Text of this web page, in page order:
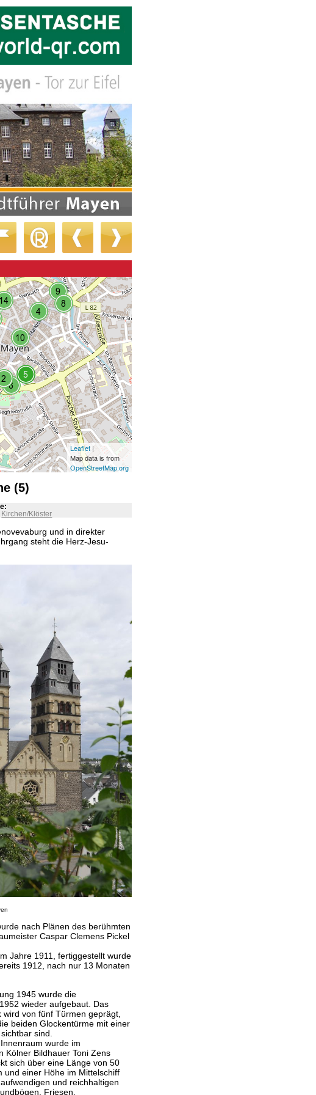
Leaflet |
Map data is from
OpenStreetMap.org
(5)
Kirchen/Klöster
und in direkter
steht die Herz-Jesu-
nach Plänen des berühmten
Caspar Clemens Pickel
Jahre 1911, fertiggestellt wurde
1912, nach nur 13 Monaten
1945 wurde die
wieder aufgebaut. Das
von fünf Türmen geprägt,
beiden Glockentürme mit einer
sind.
wurde im
Kölner Bildhauer Toni Zens
sich über eine Länge von 50
und einer Höhe im Mittelschiff
und reichhaltigen
Friesen,